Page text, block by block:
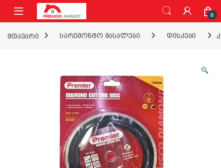
ნავიგაციაზე გადასვლა
შინაარსზე გადასვლა
0
მთავარი სარემონტო მასალები დისკები